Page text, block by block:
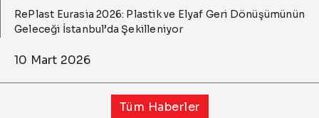
RePlast Eurasia 2026: Plastik ve Elyaf Geri Dönüşümünün
Geleceği İstanbul’da Şekilleniyor
10 Mart 2026
Tüm Haberler